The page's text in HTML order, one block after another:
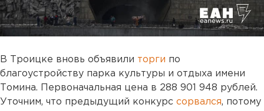
В Троицке вновь объявили торги по
благоустройству парка культуры и отдыха имени
Томина. Первоначальная цена в 288 901 948 рублей.
Уточним, что предыдущий конкурс сорвался, потому